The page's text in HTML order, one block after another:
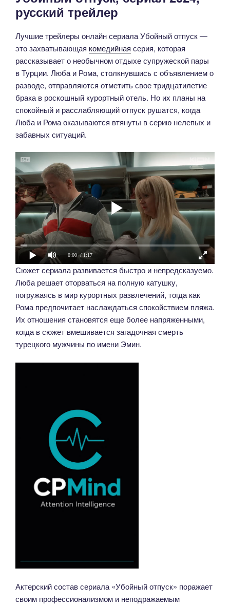
русский трейлер
Лучшие трейлеры онлайн сериала Убойный отпуск —
это захватывающая комедийная серия, которая
рассказывает о необычном отдыхе супружеской пары
в Турции. Люба и Рома, столкнувшись с объявлением о
разводе, отправляются отметить свое тридцатилетие
брака в роскошный курортный отель. Но их планы на
спокойный и расслабляющий отпуск рушатся, когда
Люба и Рома оказываются втянуты в серию нелепых и
забавных ситуаций.
0:00 / 1:17
Сюжет сериала развивается быстро и непредсказуемо.
Люба решает оторваться на полную катушку,
погружаясь в мир курортных развлечений, тогда как
Рома предпочитает наслаждаться спокойствием пляжа.
Их отношения становятся еще более напряженными,
когда в сюжет вмешивается загадочная смерть
турецкого мужчины по имени Эмин.
Актерский состав сериала «Убойный отпуск» поражает
своим профессионализмом и неподражаемым